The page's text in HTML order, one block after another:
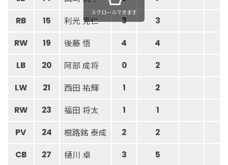
RB 15 利光 克仁 3 3
RW 19 後藤 悟 4 4
LB 20 阿部 成将 0 2
LW 21 西田 祐輝 1 2
RW 23 福田 将太 1 1
PV 24 根路銘 泰成 2 2
CB 27 樋川 卓 3 5
スクロールできます